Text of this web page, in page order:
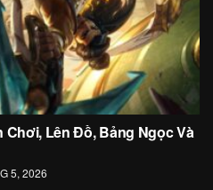
Lên Đồ, Bảng Ngọc Và
5, 2026